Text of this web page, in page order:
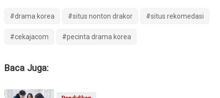
#drama korea #situs nonton drakor #situs rekomedasi
#cekajacom #pecinta drama korea
Baca Juga: